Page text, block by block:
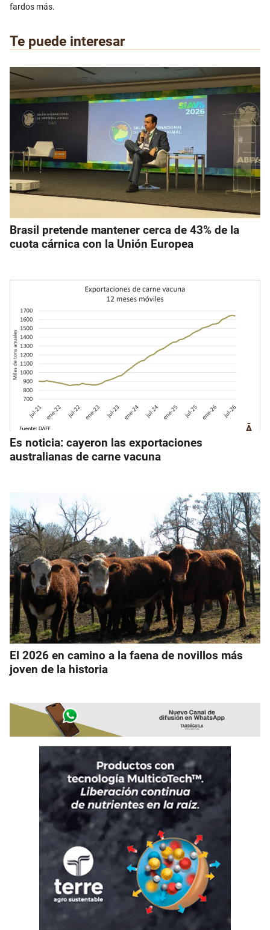
fardos más.
Te puede interesar
Brasil pretende mantener cerca de 43% de la
cuota cárnica con la Unión Europea
Es noticia: cayeron las exportaciones
australianas de carne vacuna
El 2026 en camino a la faena de novillos más
joven de la historia